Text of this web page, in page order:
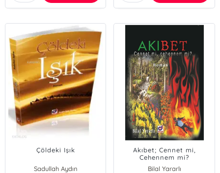
Çöldeki Işık
Sadullah Aydın
Akıbet; Cennet mi,
Cehennem mi?
Bilal Yararlı